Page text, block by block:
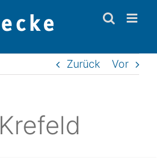
Zurück
Vor